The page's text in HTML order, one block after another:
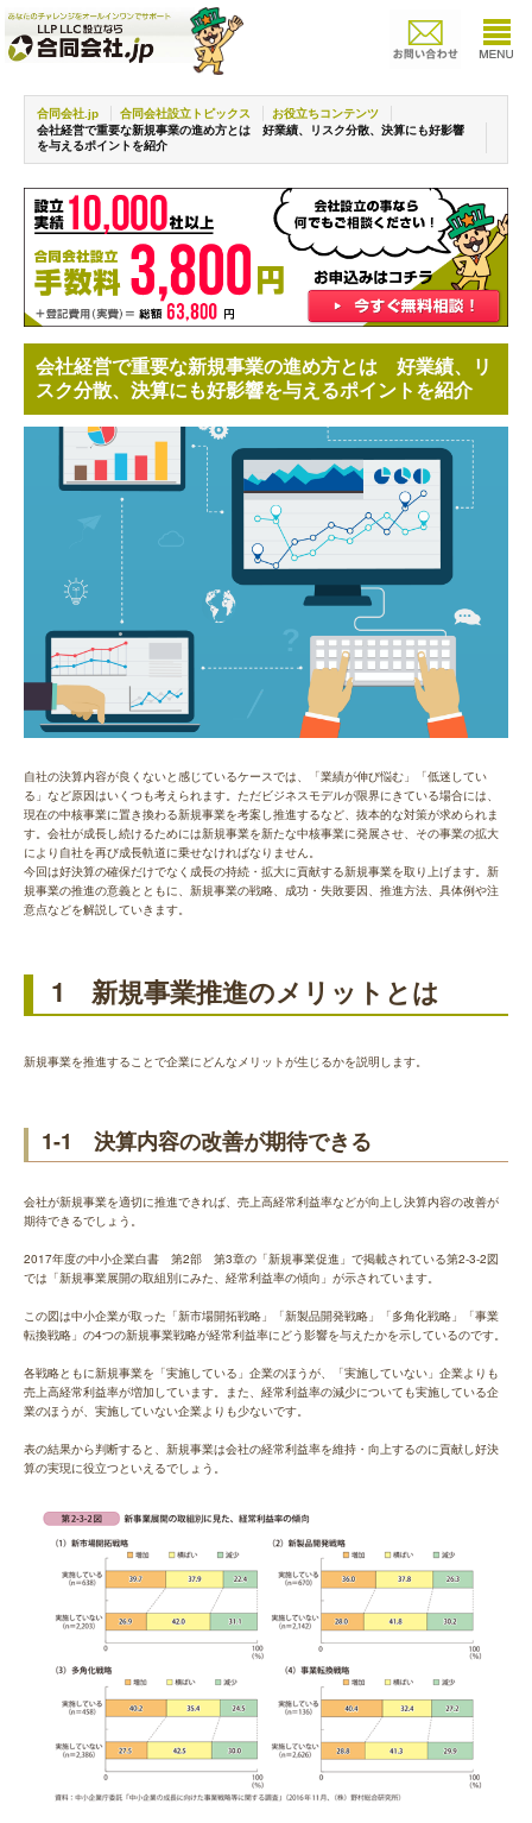
合同会社.jp 合同会社設立トピックス
お役立ちコンテンツ
会社経営で重要な新規事業の進め方とは 好業績、リスク分散、決算にも好影響
を与えるポイントを紹介
会社経営で重要な新規事業の進め方とは 好業績、リ
スク分散、決算にも好影響を与えるポイントを紹介
自社の決算内容が良くないと感じているケースでは、「業績が伸び悩む」「低迷してい
る」など原因はいくつも考えられます。ただビジネスモデルが限界にきている場合には、
現在の中核事業に置き換わる新規事業を考案し推進するなど、抜本的な対策が求められま
す。会社が成長し続けるためには新規事業を新たな中核事業に発展させ、その事業の拡大
により自社を再び成長軌道に乗せなければなりません。
今回は好決算の確保だけでなく成長の持続・拡大に貢献する新規事業を取り上げます。新
規事業の推進の意義とともに、新規事業の戦略、成功・失敗要因、推進方法、具体例や注
意点などを解説していきます。
1 新規事業推進のメリットとは
新規事業を推進することで企業にどんなメリットが生じるかを説明します。
1-1 決算内容の改善が期待できる
会社が新規事業を適切に推進できれば、売上高経常利益率などが向上し決算内容の改善が
期待できるでしょう。
2017年度の中小企業白書 第2部 第3章の「新規事業促進」で掲載されている第2-3-2図
では「新規事業展開の取組別にみた、経常利益率の傾向」が示されています。
この図は中小企業が取った「新市場開拓戦略」「新製品開発戦略」「多角化戦略」「事業
転換戦略」の4つの新規事業戦略が経常利益率にどう影響を与えたかを示しているのです。
各戦略ともに新規事業を「実施している」企業のほうが、「実施していない」企業よりも
売上高経常利益率が増加しています。また、経常利益率の減少についても実施している企
業のほうが、実施していない企業よりも少ないです。
表の結果から判断すると、新規事業は会社の経常利益率を維持・向上するのに貢献し好決
算の実現に役立つといえるでしょう。